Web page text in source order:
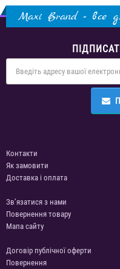
Maxi Brand - все
Контакти
Як замовити
Доставка і оплата
Зв’язатися з нами
Повернення товару
Мапа сайту
Договір публічної оферти
Повернення